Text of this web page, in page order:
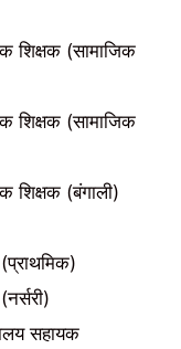
शिक्षक (सामाजिक
शिक्षक (सामाजिक
शिक्षक (बंगाली)
सहायक